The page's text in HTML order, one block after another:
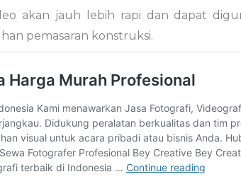
akan jauh lebih rapi dan dapat
pemasaran konstruksi.